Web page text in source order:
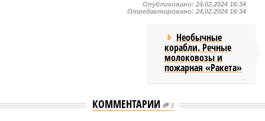
Опубликовано: 24.02.2024 16:34
Отредактировано: 24.02.2024 16:34
Необычные
корабли. Речные
молоковозы и
пожарная «Ракета»
КОММЕНТАРИИ 0